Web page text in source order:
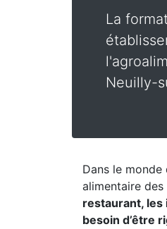
La
Neuilly-
Dans le
alimentaire
restaurant,
besoin d’être